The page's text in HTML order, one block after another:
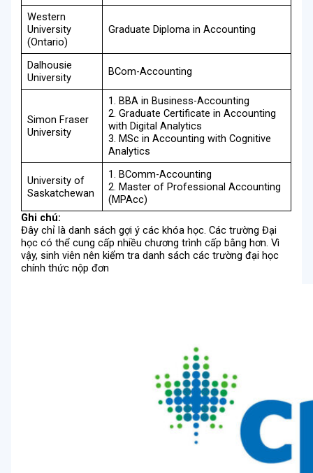
Western
University
(Ontario)
Graduate Diploma in Accounting
Dalhousie
University
BCom-Accounting
Simon Fraser
University
1. BBA in Business-Accounting
2. Graduate Certificate in Accounting
with Digital Analytics
3. MSc in Accounting with Cognitive
Analytics
University of
Saskatchewan
1. BComm-Accounting
2. Master of Professional Accounting
(MPAcc)
Ghi chú:
Đây chỉ là danh sách gợi ý các khóa học. Các trường Đại
học có thể cung cấp nhiều chương trình cấp bằng hơn. Vì
vậy, sinh viên nên kiểm tra danh sách các trường đại học
chính thức nộp đơn